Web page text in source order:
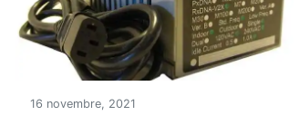
16 novembre, 2021